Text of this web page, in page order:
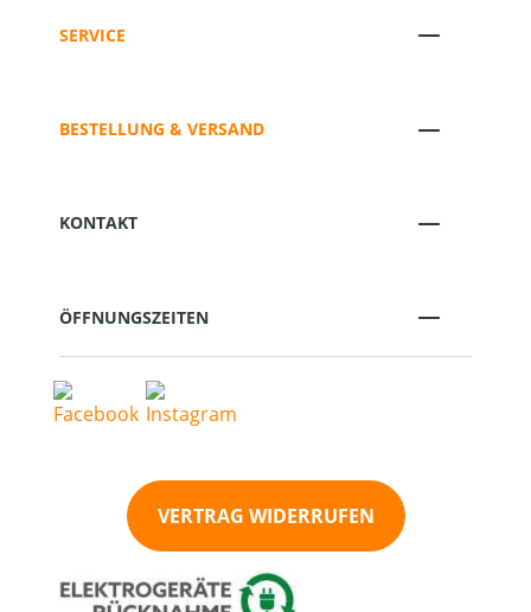
SERVICE
BESTELLUNG & VERSAND
KONTAKT
ÖFFNUNGSZEITEN
VERTRAG WIDERRUFEN